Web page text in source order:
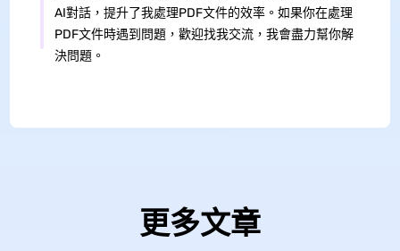
AI對話，提升了我處理PDF文件的效率。如果你在處理
PDF文件時遇到問題，歡迎找我交流，我會盡力幫你解
決問題。
更多文章